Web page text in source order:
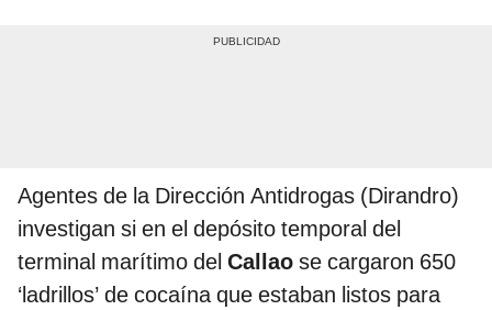
Agentes de la Dirección Antidrogas (Dirandro)
investigan si en el depósito temporal del
terminal marítimo del Callao se cargaron 650
‘ladrillos’ de cocaína que estaban listos para